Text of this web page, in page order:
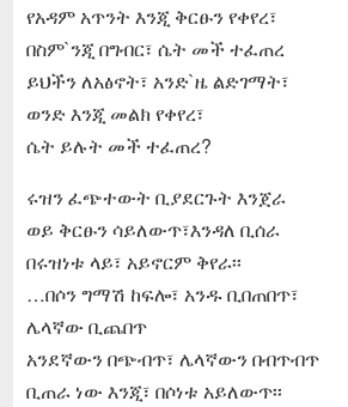
የአዳም አጥንት እንጂ ቅርፁን የቀየረ፣
በስም`ንጂ በግብር፣ ሴት መች ተፈጠረ
ይህችን ለአፅኖት፣ አንድ`ዜ ልድገማት፣
ወንድ እንጂ መልክ የቀየረ፣
ሴት ይሉት መች ተፈጠረ?
ሩዝን ፈጭተውት ቢያደርጉት እንጀራ
ወይ ቅርፁን ሳይለውጥ፣እንዳለ ቢሰራ
በሩዝነቱ ላይ፣ አይኖርም ቅየራ፡፡
…በሶን ግማሽ ከፍሎ፣ አንዱ ቢበጠበጥ፣
ሌላኛው ቢጨበጥ
አንደኛውን በጭብጥ፣ ሌላኛውን በብጥብጥ
ቢጠራ ነው እንጂ፣ በሶነቱ አይለውጥ፡፡